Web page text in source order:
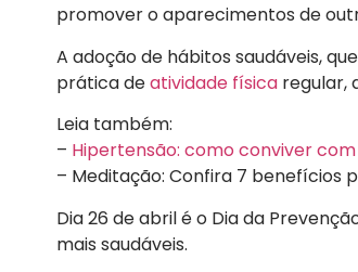
promover o aparecimentos de
A adoção de hábitos saudáveis,
prática deatividade física regular,
Leia também:
– Hipertensão: como conviver
– Meditação: Confira 7 benefícios
Dia 26 de abril é o Dia da
mais saudáveis.